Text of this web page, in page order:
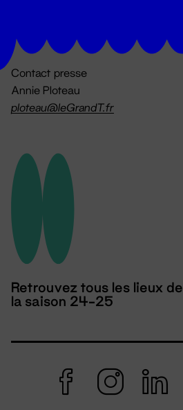
Contact presse
Annie Ploteau
ploteau@leGrandT.fr
Retrouvez tous les lieux de
la saison 24-25